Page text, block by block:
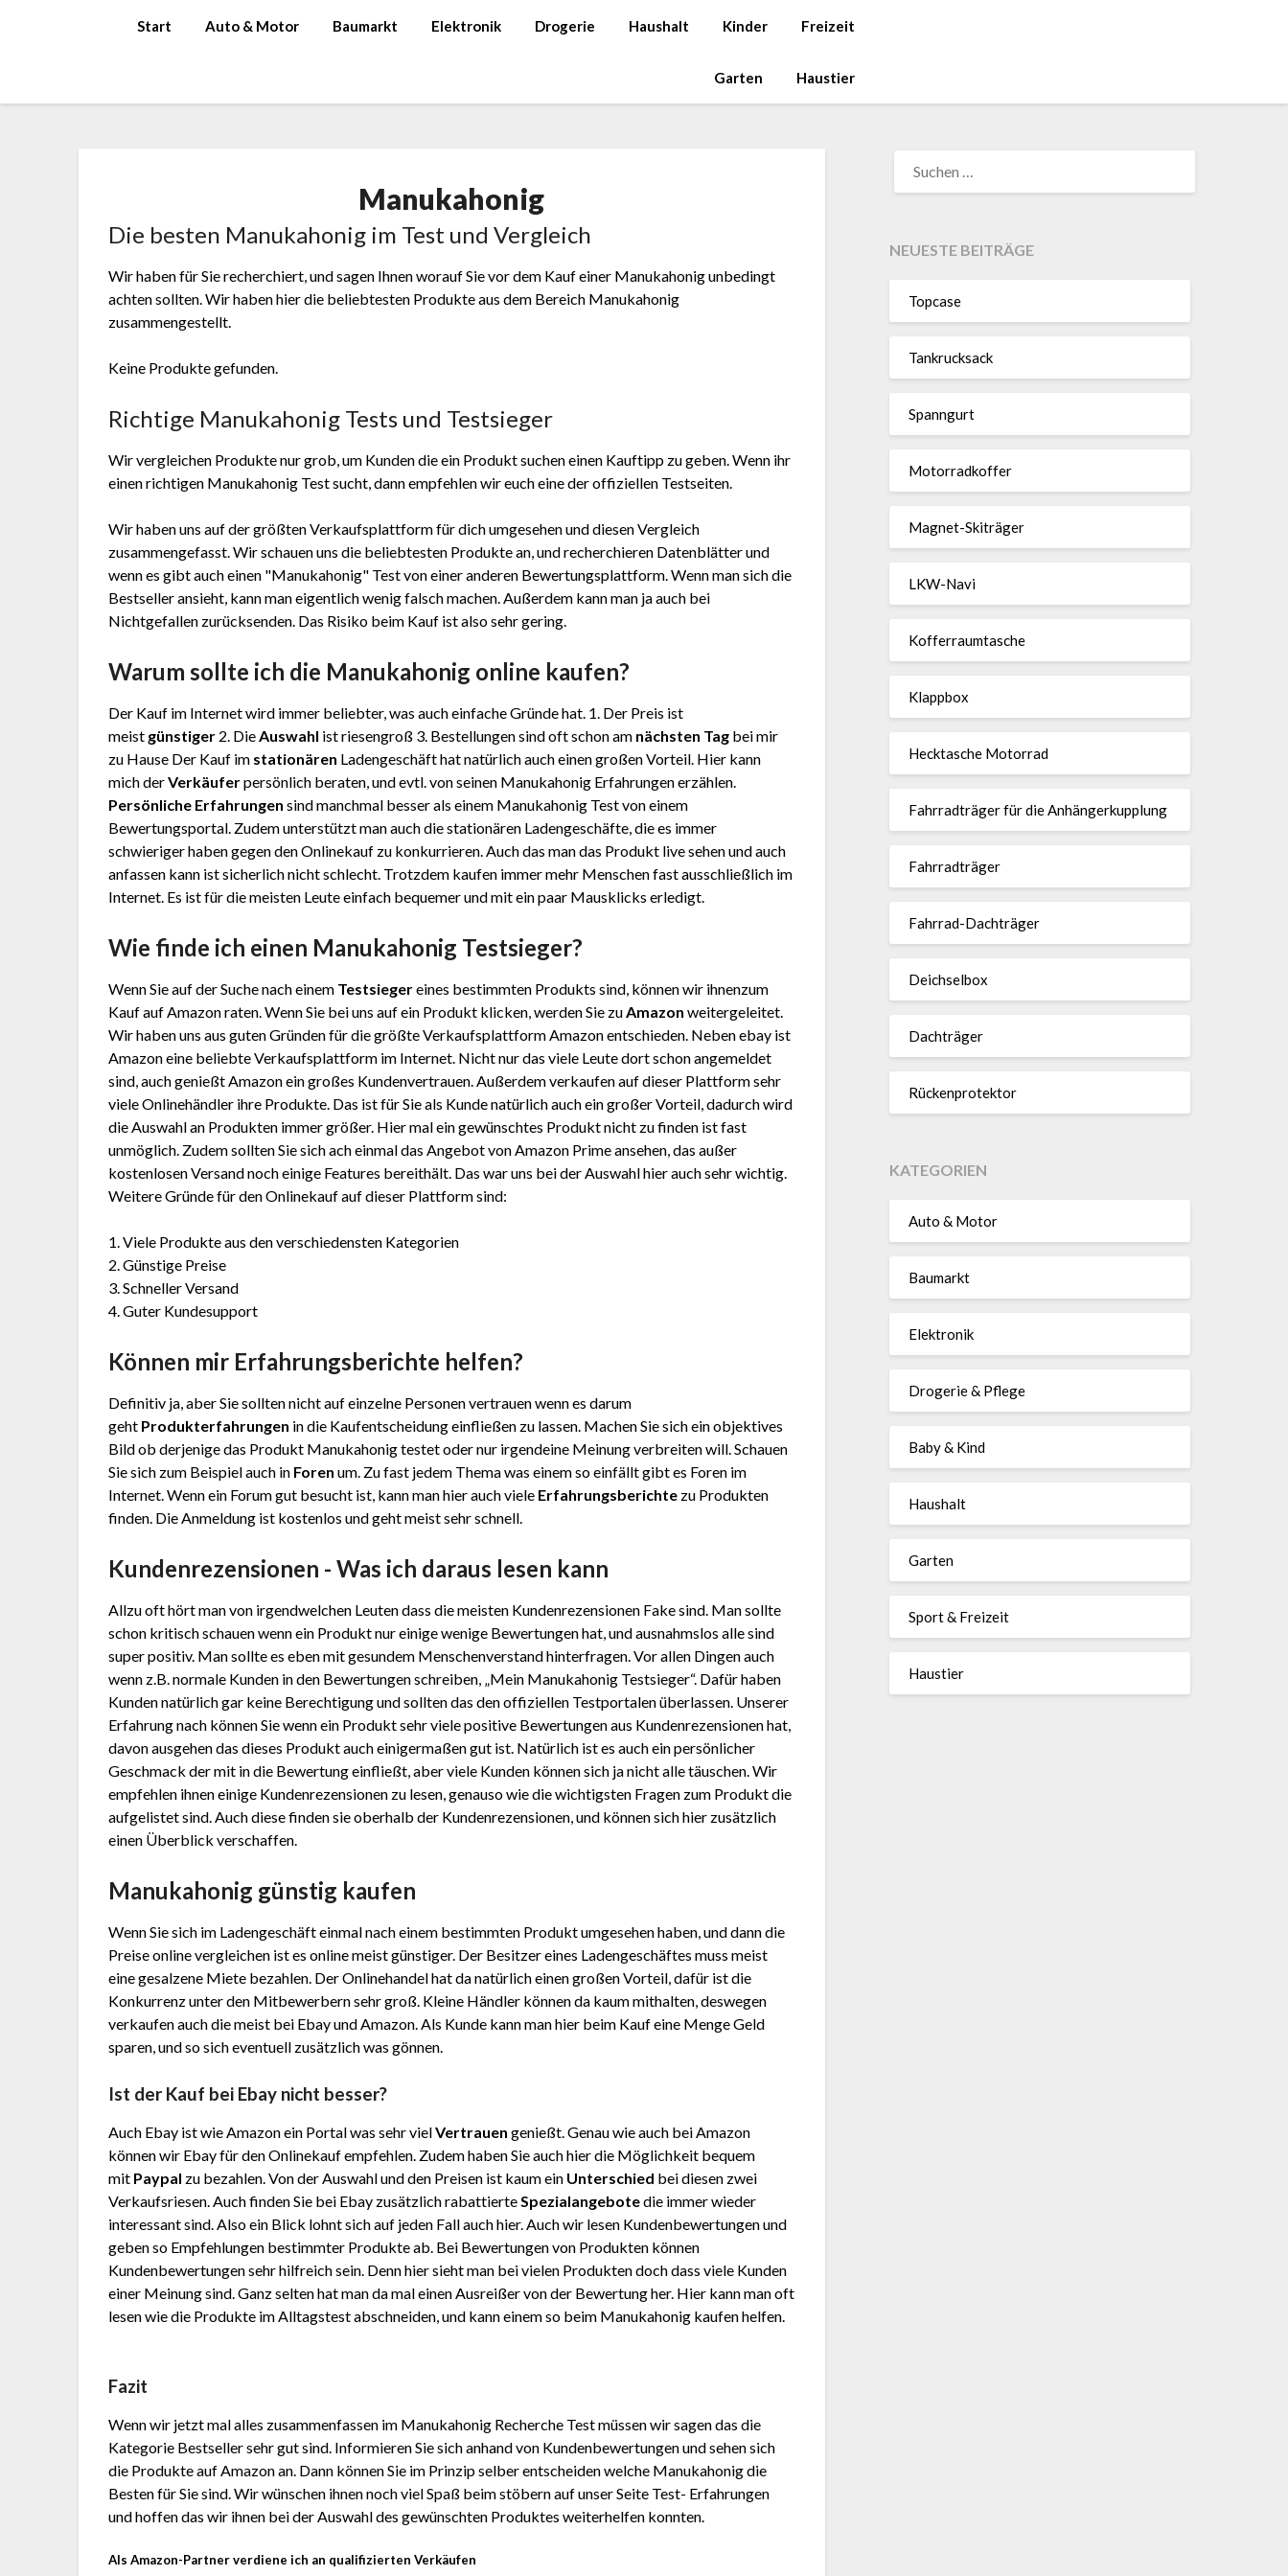
Start Auto & Motor Baumarkt Elektronik Drogerie Haushalt Kinder Freizeit
Garten Haustier
Manukahonig
Die besten Manukahonig im Test und Vergleich
Wir haben für Sie recherchiert, und sagen Ihnen worauf Sie vor dem Kauf einer Manukahonig unbedingt
achten sollten. Wir haben hier die beliebtesten Produkte aus dem Bereich Manukahonig
zusammengestellt.
Keine Produkte gefunden.
Richtige Manukahonig Tests und Testsieger
Wir vergleichen Produkte nur grob, um Kunden die ein Produkt suchen einen Kauftipp zu geben. Wenn ihr
einen richtigen Manukahonig Test sucht, dann empfehlen wir euch eine der offiziellen Testseiten.
Wir haben uns auf der größten Verkaufsplattform für dich umgesehen und diesen Vergleich
zusammengefasst. Wir schauen uns die beliebtesten Produkte an, und recherchieren Datenblätter und
wenn es gibt auch einen "Manukahonig" Testvon einer anderen Bewertungsplattform. Wenn man sich die
Bestseller ansieht, kann man eigentlich wenig falsch machen. Außerdem kann man ja auch bei
Nichtgefallen zurücksenden. Das Risiko beim Kauf ist also sehr gering.
Warum sollte ich die Manukahonig online kaufen?
Der Kauf im Internet wird immer beliebter, was auch einfache Gründe hat. 1. Der Preis ist
meist günstiger 2. DieAuswahl ist riesengroß 3. Bestellungen sind oft schon am nächsten Tag bei mir
zu Hause Der Kauf im stationären Ladengeschäft hat natürlich auch einen großen Vorteil. Hier kann
mich derVerkäuferpersönlich beraten, und evtl. von seinen Manukahonig Erfahrungen erzählen.
Persönliche Erfahrungen sind manchmal besser als einem Manukahonig Test von einem
Bewertungsportal. Zudem unterstützt man auch die stationären Ladengeschäfte, die es immer
schwieriger haben gegen den Onlinekauf zu konkurrieren. Auch das man das Produkt live sehen und auch
anfassen kann ist sicherlich nicht schlecht. Trotzdem kaufen immer mehr Menschen fast ausschließlich im
Internet. Es ist für die meisten Leute einfach bequemer und mit ein paar Mausklicks erledigt.
Wie finde ich einen Manukahonig Testsieger?
Wenn Sie auf der Suche nach einem Testsiegereines bestimmten Produkts sind, können wir ihnenzum
Kauf auf Amazon raten. Wenn Sie bei uns auf ein Produkt klicken, werden Sie zuAmazon weitergeleitet.
Wir haben uns aus guten Gründen für die größte Verkaufsplattform Amazon entschieden. Neben ebay ist
Amazon eine beliebte Verkaufsplattform im Internet. Nicht nur das viele Leute dort schon angemeldet
sind, auch genießt Amazon ein großes Kundenvertrauen. Außerdem verkaufen auf dieser Plattform sehr
viele Onlinehändler ihre Produkte. Das ist für Sie als Kunde natürlich auch ein großer Vorteil, dadurch wird
die Auswahl an Produkten immer größer. Hier mal ein gewünschtes Produkt nicht zu finden ist fast
unmöglich. Zudem sollten Sie sich ach einmal das Angebot von Amazon Prime ansehen, das außer
kostenlosen Versand noch einige Features bereithält. Das war uns bei der Auswahl hier auch sehr wichtig.
Weitere Gründe für den Onlinekauf auf dieser Plattform sind:
1. Viele Produkte aus den verschiedensten Kategorien
2. Günstige Preise
3. Schneller Versand
4. Guter Kundesupport
Können mir Erfahrungsberichte helfen?
Definitiv ja, aber Sie sollten nicht auf einzelne Personen vertrauen wenn es darum
geht Produkterfahrungen in die Kaufentscheidung einfließen zu lassen. Machen Sie sich ein objektives
Bild ob derjenige das Produkt Manukahonig testet oder nur irgendeine Meinung verbreiten will. Schauen
Sie sich zum Beispiel auch in Foren um. Zu fast jedem Thema was einem so einfällt gibt es Foren im
Internet. Wenn ein Forum gut besucht ist, kann man hier auch viele Erfahrungsberichte zu Produkten
finden. Die Anmeldung ist kostenlos und geht meist sehr schnell.
Kundenrezensionen - Was ich daraus lesen kann
Allzu oft hört man von irgendwelchen Leuten dass die meisten Kundenrezensionen Fake sind. Man sollte
schon kritisch schauen wenn ein Produkt nur einige wenige Bewertungen hat, und ausnahmslos alle sind
super positiv. Man sollte es eben mit gesundem Menschenverstand hinterfragen. Vor allen Dingen auch
wenn z.B. normale Kunden in den Bewertungen schreiben, „Mein Manukahonig Testsieger“. Dafür haben
Kunden natürlich gar keine Berechtigung und sollten das den offiziellen Testportalen überlassen. Unserer
Erfahrung nach können Sie wenn ein Produkt sehr viele positive Bewertungen aus Kundenrezensionen hat,
davon ausgehen das dieses Produkt auch einigermaßen gut ist. Natürlich ist es auch ein persönlicher
Geschmack der mit in die Bewertung einfließt, aber viele Kunden können sich ja nicht alle täuschen. Wir
empfehlen ihnen einige Kundenrezensionen zu lesen, genauso wie die wichtigsten Fragen zum Produkt die
aufgelistet sind. Auch diese finden sie oberhalb der Kundenrezensionen, und können sich hier zusätzlich
einen Überblick verschaffen.
Manukahonig günstig kaufen
Wenn Sie sich im Ladengeschäft einmal nach einem bestimmten Produkt umgesehen haben, und dann die
Preise online vergleichen ist es online meist günstiger. Der Besitzer eines Ladengeschäftes muss meist
eine gesalzene Miete bezahlen. Der Onlinehandel hat da natürlich einen großen Vorteil, dafür ist die
Konkurrenz unter den Mitbewerbern sehr groß. Kleine Händler können da kaum mithalten, deswegen
verkaufen auch die meist bei Ebay und Amazon. Als Kunde kann man hier beim Kauf eine Menge Geld
sparen, und so sich eventuell zusätzlich was gönnen.
Ist der Kauf bei Ebay nicht besser?
Auch Ebay ist wie Amazon ein Portal was sehr vielVertrauen genießt. Genau wie auch bei Amazon
können wir Ebay für den Onlinekauf empfehlen. Zudem haben Sie auch hier die Möglichkeit bequem
mit Paypal zu bezahlen. Von der Auswahl und den Preisen ist kaum ein Unterschied bei diesen zwei
Verkaufsriesen. Auch finden Sie bei Ebay zusätzlich rabattierteSpezialangebotedie immer wieder
interessant sind. Also ein Blick lohnt sich auf jeden Fall auch hier. Auch wir lesen Kundenbewertungen und
geben so Empfehlungen bestimmter Produkte ab. Bei Bewertungen von Produkten können
Kundenbewertungen sehr hilfreich sein. Denn hier sieht man bei vielen Produkten doch dass viele Kunden
einer Meinung sind. Ganz selten hat man da mal einen Ausreißer von der Bewertung her. Hier kann man oft
lesen wie die Produkte im Alltagstest abschneiden, und kann einem so beim Manukahonig kaufen helfen.
Fazit
Wenn wir jetzt mal alles zusammenfassen im Manukahonig Recherche Test müssen wir sagen das die
Kategorie Bestseller sehr gut sind. Informieren Sie sich anhand von Kundenbewertungen und sehen sich
die Produkte auf Amazon an. Dann können Sie im Prinzip selber entscheiden welche Manukahonig die
Besten für Sie sind. Wir wünschen ihnen noch viel Spaß beim stöbern auf unser Seite Test- Erfahrungen
und hoffen das wir ihnen bei der Auswahl des gewünschten Produktes weiterhelfen konnten.
Als Amazon-Partner verdiene ich an qualifizierten Verkäufen
NACH:
NEUESTE BEITRÄGE
Topcase
Tan­kruck­sack
Spann­gurt
Motor­rad­koffer
Magnet-Ski­träger
LKW-Navi
Kof­fer­raum­ta­sche
Klappbox
Heck­ta­sche Motorrad
Fahr­rad­träger für die Anhän­ger­kup­p­lung
Fahr­rad­träger
Fahrrad-Dach­träger
Deich­selbox
Dach­träger
Rücken­pro­tektor
KATEGORIEN
Auto & Motor
Baumarkt
Elektronik
Drogerie & Pflege
Baby & Kind
Haushalt
Garten
Sport & Freizeit
Haustier